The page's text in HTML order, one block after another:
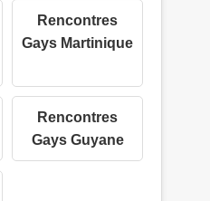
Rencontres
Gays Martinique
Rencontres
Gays Guyane